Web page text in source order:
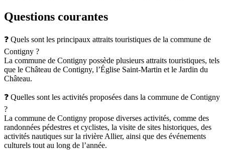
Questions courantes
❓ Quels sont les principaux attraits touristiques de la commune de
Contigny ?
La commune de Contigny possède plusieurs attraits touristiques, tels
que le Château de Contigny, l’Église Saint-Martin et le Jardin du
Château.
❓ Quelles sont les activités proposées dans la commune de Contigny
?
La commune de Contigny propose diverses activités, comme des
randonnées pédestres et cyclistes, la visite de sites historiques, des
activités nautiques sur la rivière Allier, ainsi que des événements
culturels tout au long de l’année.